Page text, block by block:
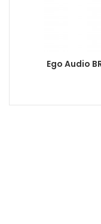
Ego Audio